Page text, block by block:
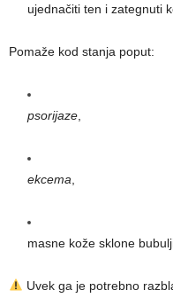
ujednačiti ten i zategnuti
Pomaže kod stanja poput:
psorijaze
ekcema
masne kože sklone
Uvek ga je potrebno